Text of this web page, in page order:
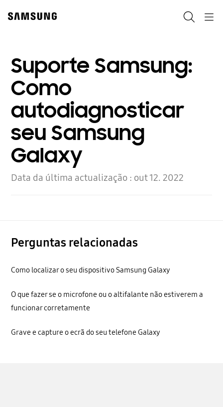
content
accessibility
Suporte Samsung:
Como
autodiagnosticar
seu Samsung
Galaxy
Data da última actualização : out 12. 2022
Perguntas relacionadas
Como localizar o seu dispositivo Samsung Galaxy
O que fazer se o microfone ou o altifalante não estiverem a
funcionar corretamente
Grave e capture o ecrã do seu telefone Galaxy